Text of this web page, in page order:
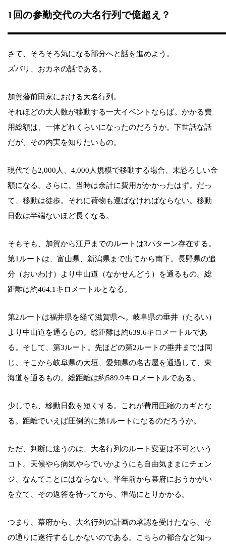
1回の参勤交代の大名行列で億超え？
さて、そろそろ気になる部分へと話を進めよう。
ズバリ、おカネの話である。
加賀藩前田家における大名行列。
それほどの大人数が移動する一大イベントならば。かかる費
用総額は、一体どれくらいになったのだろうか。下世話な話
だが、その内実を知りたいもの。
現代でも2,000人、4,000人規模で移動する場合、末恐ろしい金
額になる。さらに、当時は余計に費用がかかったはず。だっ
て、移動は徒歩。それに荷物も運ばなければならない。移動
日数は半端ないほど長くなる。
そもそも、加賀から江戸までのルートは3パターン存在する。
第1ルートは、富山県、新潟県まで出てから南下。長野県の追
分（おいわけ）より中山道（なかせんどう）を通るもの。総
距離は約464.1キロメートルとなる。
第2ルートは福井県を経て滋賀県へ。岐阜県の垂井（たるい）
より中山道を通るもの。総距離は約639.6キロメートルであ
る。そして、第3ルート。先ほどの第2ルートの垂井までは同
じ。そこから岐阜県の大垣、愛知県の名古屋を通過して、東
海道を通るもの。総距離は約589.9キロメートルである。
少しでも、移動日数を短くする。これが費用圧縮のカギとな
る。距離でいえば圧倒的に第1ルートになるのだろうか。
ただ、判断に迷うのは、大名行列のルート変更は不可という
コト。天候やら病気やらでいかようにも自由気ままにチェン
ジ、なんてことにはならない。半年前から幕府におうかがい
を立て、その返答を待ってから、準備にとりかかる。
つまり、幕府から、大名行列の計画の承認を受けたなら。そ
の通りに遂行するしかないのである。こちらの都合など知っ